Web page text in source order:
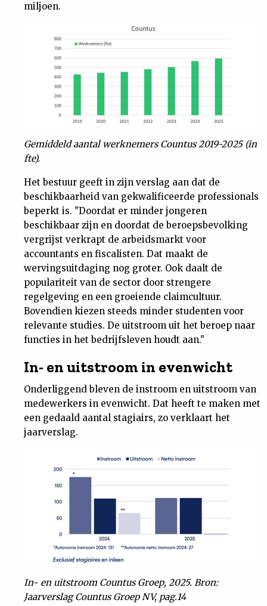
miljoen.
Gemiddeld aantal werknemers Countus 2019-2025 (in
fte).
Het bestuur geeft in zijn verslag aan dat de
beschikbaarheid van gekwalificeerde professionals
beperkt is. "Doordat er minder jongeren
beschikbaar zijn en doordat de beroepsbevolking
vergrijst verkrapt de arbeidsmarkt voor
accountants en fiscalisten. Dat maakt de
wervingsuitdaging nog groter. Ook daalt de
populariteit van de sector door strengere
regelgeving en een groeiende claimcultuur.
Bovendien kiezen steeds minder studenten voor
relevante studies. De uitstroom uit het beroep naar
functies in het bedrijfsleven houdt aan."
In- en uitstroom in evenwicht
Onderliggend bleven de instroom en uitstroom van
medewerkers in evenwicht. Dat heeft te maken met
een gedaald aantal stagiairs, zo verklaart het
jaarverslag.
In- en uitstroom Countus Groep, 2025. Bron:
Jaarverslag Countus Groep NV, pag.14